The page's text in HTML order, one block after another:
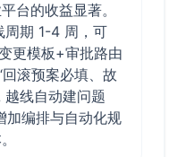
台的收益显著。
期 1-4 周，可
更模板+审批路由
滚预案必填、故
线自动建问题
加编排与自动化规